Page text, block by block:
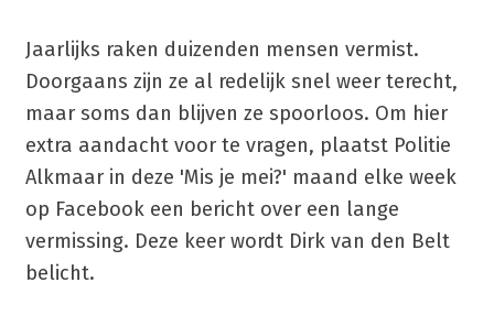
Jaarlijks raken duizenden mensen vermist.
Doorgaans zijn ze al redelijk snel weer terecht,
maar soms dan blijven ze spoorloos. Om hier
extra aandacht voor te vragen, plaatst Politie
Alkmaar in deze 'Mis je mei?' maand elke week
op Facebook een bericht over een lange
vermissing. Deze keer wordt Dirk van den Belt
belicht.